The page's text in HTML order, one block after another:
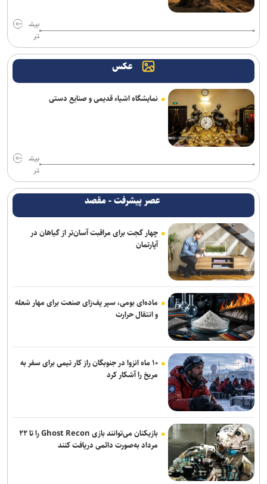
ملی‌پوشان ساحلی ایران در جمع برترین‌های والیبال آسیا
با وجود ساز‌های مخالف، قلعه نویی سرمربی ایران در جام ملت‌ها است/
جدایی الهویی و چند مربی دیگر از تیم ملی
برگزاری اولین جلسه نکونام و مدیرعامل تراکتور
تقوی: دفاع از حقوق والیبال ایران در آسیا منطقی است
سرمربی پیشین تیم ملی سرمربی نفت و گاز در لیگ برتر شد؛ خوبیاری:
قیمت ملی‌پوشان به ۵ میلیارد رسیده است
اسدی: پرسپولیس هنوز بازیکنان بزرگ کم دارد و با گل‌گهر قابل قیاس
نیست/ کار تارتار سخت‌تر از همیشه است
تاجرنیا:علیه هچیکدام از مدیران سابق استقلال حرف نمی‌زنم/ کینه‌ورزی
آدم‌های کوچک مرا برآشفته نمی‌کند
آمار عجیب ربیعی در تراکتور؛ مربی که فقط ۳ بازی سرمربی بود
اعلام دستیاران نوری در صنعت‌نفت+عکس
وداع زودهنگام عالمیان با مسابقات گرند اسمش سوئد
بیش
تر
عکس
نمایشگاه اشیاء قدیمی و صنایع دستی
بیش
تر
عصر پیشرفت - مقصد
چهار گجت برای مراقبت آسان‌تر از گیاهان در
آپارتمان
ماده‌ای بومی، سپر پف‌زای صنعت برای مهار شعله
و انتقال حرارت
۱۰ ماه انزوا در جنوبگان راز کار تیمی برای سفر به
مریخ را آشکار کرد
بازیکنان می‌توانند بازی Ghost Recon را تا ۲۲
مرداد به‌صورت دائمی دریافت کنند